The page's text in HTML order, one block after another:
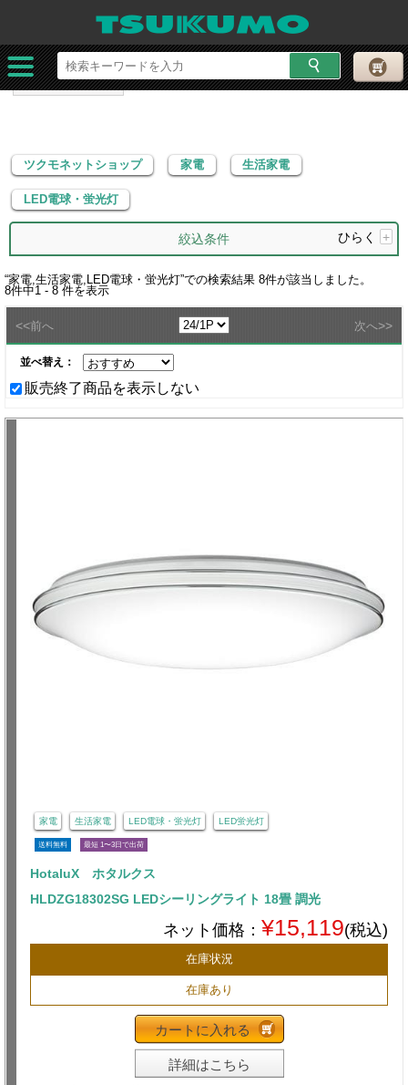
ツクモネットショップ 家電
LED電球・蛍光灯
ツクモネットショップ 家電 生活家電
LED電球・蛍光灯
絞込条件 ひらく +
“家電,生活家電,LED電球・蛍光灯”での検索結果 8件が該当しました。
8件中1 - 8 件を表示
<<前へ 次へ>>
並べ替え：
販売終了商品を表示しない
家電 生活家電 LED電球・蛍光灯 LED蛍光灯
送料無料 最短 1〜3日で出荷
HotaluX ホタルクス
HLDZG18302SG LEDシーリングライト 18畳 調光
ネット価格： ¥15,119(税込)
在庫状況
在庫あり
カートに入れる
詳細はこちら